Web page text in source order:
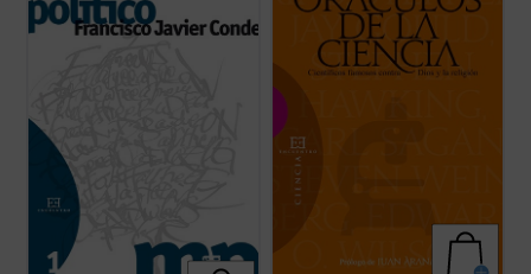
despolitizaday un Estado desapoderado
También con la perversa ...(ver ficha)
creyentes deben afrontar los desafíos
planteados por la ciencia. Sin embargo,
pocos tienen ...(ver ficha)